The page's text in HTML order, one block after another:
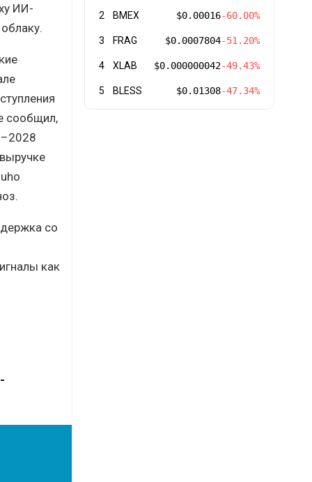
ИИ-
сообщил,
со
как
2 BMEX $0.00016-60.00%
3 FRAG $0.0007804-51.20%
4 XLAB $0.000000042-49.43%
5 BLESS $0.01308-47.34%